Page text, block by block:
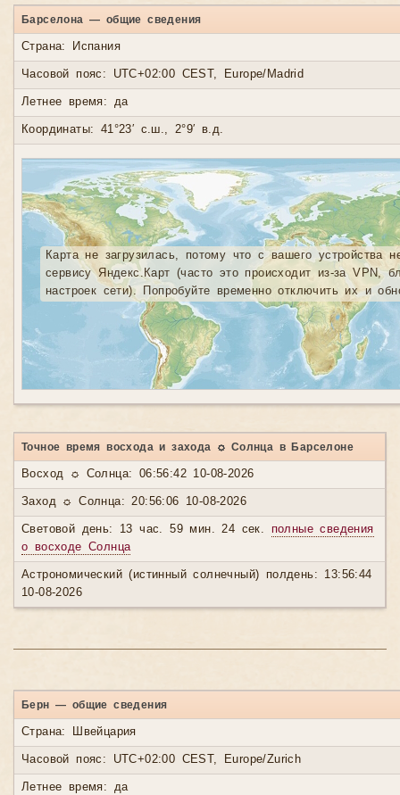
Барселона — общие сведения
Страна: Испания
Часовой пояс: UTC+02:00 CEST, Europe/Madrid
Летнее время: да
Координаты: 41°23′ с.ш., 2°9′ в.д.
Карта не загрузилась, потому что с вашего устройства
сервису Яндекс.Карт (часто это происходит из-за VPN,
настроек сети). Попробуйте временно отключить их и
Точное время восхода и захода ☼ Солнца в Барселоне
Восход ☼ Солнца: 06:56:42 10-08-2026
Заход ☼ Солнца: 20:56:06 10-08-2026
Световой день: 13 час. 59 мин. 24 сек. полные сведения
о восходе Солнца
Астрономический (истинный солнечный) полдень: 13:56:44
10-08-2026
Берн — общие сведения
Страна: Швейцария
Часовой пояс: UTC+02:00 CEST, Europe/Zurich
Летнее время: да